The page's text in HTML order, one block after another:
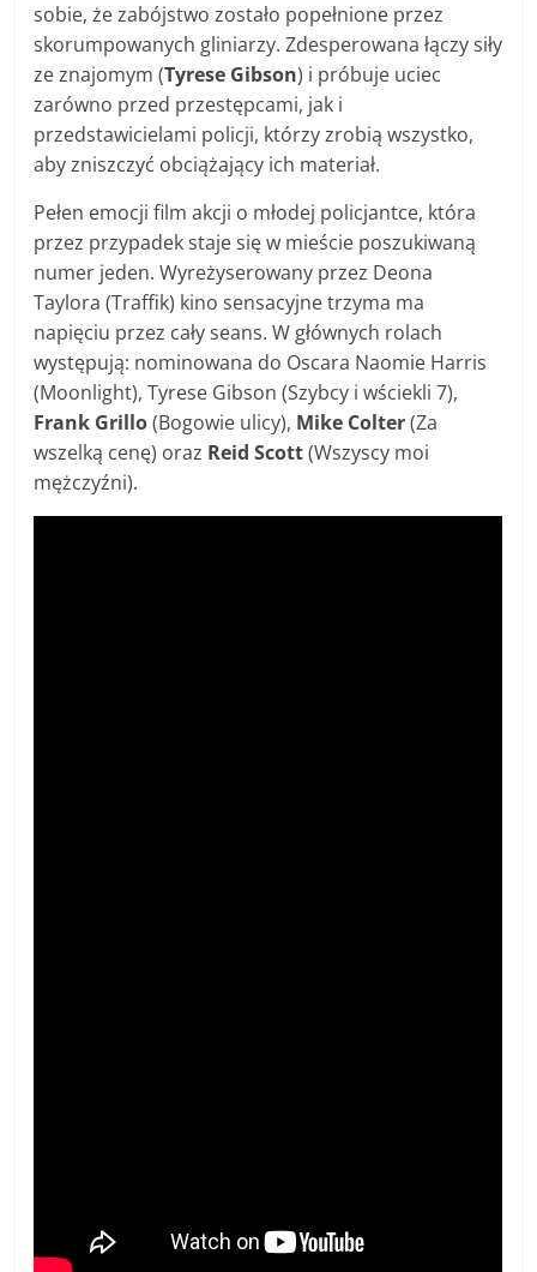
sobie, że zabójstwo zostało popełnione przez
skorumpowanych gliniarzy. Zdesperowana łączy siły
ze znajomym (Tyrese Gibson) i próbuje uciec
zarówno przed przestępcami, jak i
przedstawicielami policji, którzy zrobią wszystko,
aby zniszczyć obciążający ich materiał.
Pełen emocji film akcji o młodej policjantce, która
przez przypadek staje się w mieście poszukiwaną
numer jeden. Wyreżyserowany przez Deona
Taylora (Traffik) kino sensacyjne trzyma ma
napięciu przez cały seans. W głównych rolach
występują: nominowana do Oscara Naomie Harris
(Moonlight), Tyrese Gibson (Szybcy i wściekli 7),
Frank Grillo(Bogowie ulicy), Mike Colter(Za
wszelką cenę) oraz Reid Scott(Wszyscy moi
mężczyźni).